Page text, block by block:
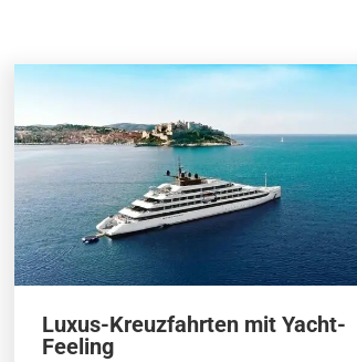
Luxus-Kreuzfahrten mit Yacht-
Feeling